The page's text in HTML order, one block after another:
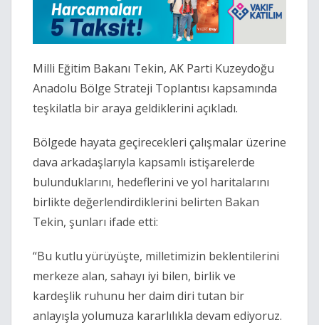
Milli Eğitim Bakanı Tekin, AK Parti Kuzeydoğu
Anadolu Bölge Strateji Toplantısı kapsamında
teşkilatla bir araya geldiklerini açıkladı.
Bölgede hayata geçirecekleri çalışmalar üzerine
dava arkadaşlarıyla kapsamlı istişarelerde
bulunduklarını, hedeflerini ve yol haritalarını
birlikte değerlendirdiklerini belirten Bakan
Tekin, şunları ifade etti:
“Bu kutlu yürüyüşte, milletimizin beklentilerini
merkeze alan, sahayı iyi bilen, birlik ve
kardeşlik ruhunu her daim diri tutan bir
anlayışla yolumuza kararlılıkla devam ediyoruz.